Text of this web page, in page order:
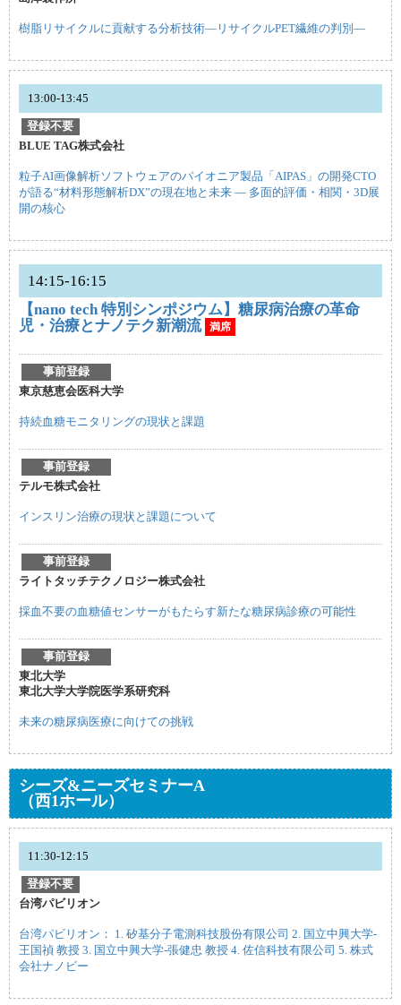
樹脂リサイクルに貢献する分析技術―リサイクルPET繊維の判別―
13:00-13:45
登録不要
BLUE TAG株式会社
粒子AI画像解析ソフトウェアのパイオニア製品「AIPAS」の開発CTO
が語る“材料形態解析DX”の現在地と未来 ― 多面的評価・相関・3D展
開の核心
14:15-16:15
【nano tech 特別シンポジウム】糖尿病治療の革命
児・治療とナノテク新潮流
満席
事前登録
東京慈恵会医科大学
持続血糖モニタリングの現状と課題
事前登録
テルモ株式会社
インスリン治療の現状と課題について
事前登録
ライトタッチテクノロジー株式会社
採血不要の血糖値センサーがもたらす新たな糖尿病診療の可能性
事前登録
東北大学
東北大学大学院医学系研究科
未来の糖尿病医療に向けての挑戦
シーズ&ニーズセミナーA
（西1ホール）
11:30-12:15
登録不要
台湾パビリオン
台湾パビリオン： 1. 矽基分子電測科技股份有限公司 2. 国立中興大学-
王国禎 教授 3. 国立中興大学-張健忠 教授 4. 佐信科技有限公司 5. 株式
会社ナノビー